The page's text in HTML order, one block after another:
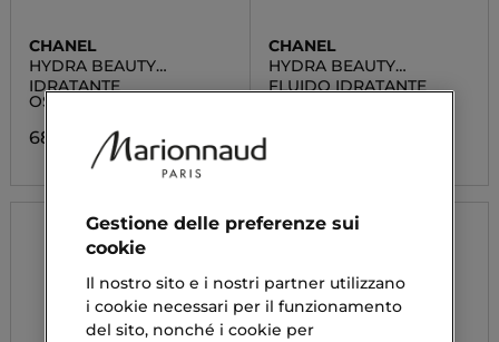
CHANEL
HYDRA BEAUTY
MASQUE DE NUIT AU
CAMÉLIA
IDRATANTE
OSSIGENANTE
68,92 €
CHANEL
HYDRA BEAUTY
CAMELLIA WATER
CREAM
FLUIDO IDRATANTE
Gestione delle preferenze sui
cookie
Il nostro sito e i nostri partner utilizzano
i cookie necessari per il funzionamento
del sito, nonché i cookie per